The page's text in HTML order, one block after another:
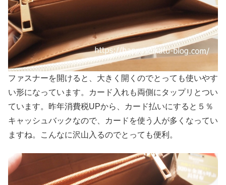
ファスナーを開けると、大きく開くのでとっても使いやす
い形になっています。カード入れも両側にタップリとつい
ています。昨年消費税UPから、カード払いにすると５％
キャッシュバックなので、カードを使う人が多くなってい
ますね。こんなに沢山入るのでとっても便利。